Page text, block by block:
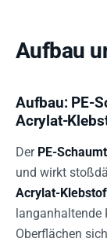
Aufbau
Aufbau: PE-
Acrylat-
Der PE-
und wirkt
Acrylat-
langanhaltende
Oberflächen